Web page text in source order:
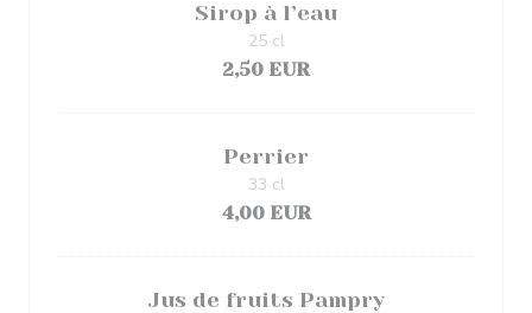
Sirop à l’eau
2,50 EUR
25 cl
Perrier
4,00 EUR
33 cl
Jus de fruits Pampry